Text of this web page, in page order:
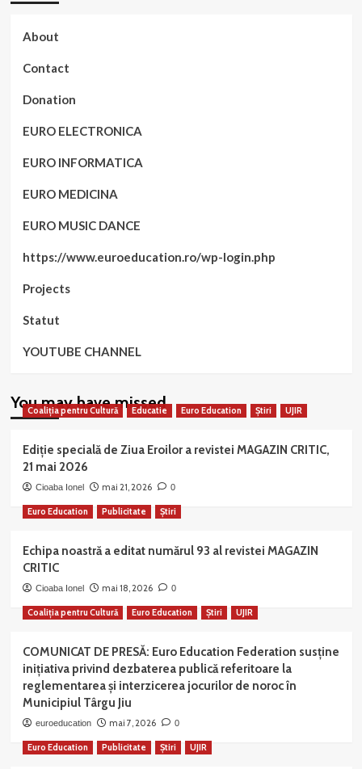
About
Contact
Donation
EURO ELECTRONICA
EURO INFORMATICA
EURO MEDICINA
EURO MUSIC DANCE
https://www.euroeducation.ro/wp-login.php
Projects
Statut
YOUTUBE CHANNEL
You may have missed
Coaliția pentru Cultură Educatie Euro Education Știri UJIR
Ediție specială de Ziua Eroilor a revistei MAGAZIN CRITIC,
21 mai 2026
Cioaba Ionel mai 21, 2026 0
Euro Education Publicitate Știri
Echipa noastră a editat numărul 93 al revistei MAGAZIN
CRITIC
Cioaba Ionel mai 18, 2026 0
Coaliția pentru Cultură Euro Education Știri UJIR
COMUNICAT DE PRESĂ: Euro Education Federation susține
inițiativa privind dezbaterea publică referitoare la
reglementarea și interzicerea jocurilor de noroc în
Municipiul Târgu Jiu
euroeducation mai 7, 2026 0
Euro Education Publicitate Știri UJIR